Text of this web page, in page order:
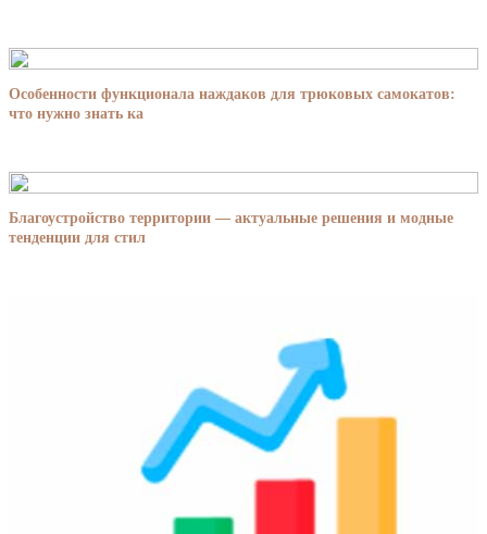
Особенности функционала наждаков для трюковых самокатов:
что нужно знать ка
Благоустройство территории — актуальные решения и модные
тенденции для стил